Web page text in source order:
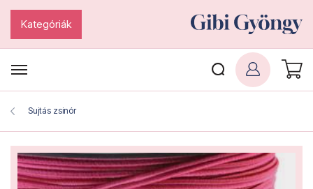
Kategóriák
Sujtás zsinór